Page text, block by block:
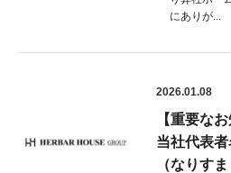
にありが...
2026.01.08
【重要な
当社代表
（なりす